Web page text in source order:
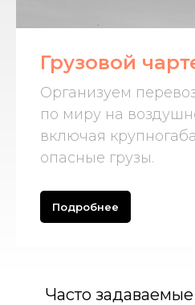
Грузовой
Организуем
по миру на
включая
опасные грузы.
Подробнее
Часто